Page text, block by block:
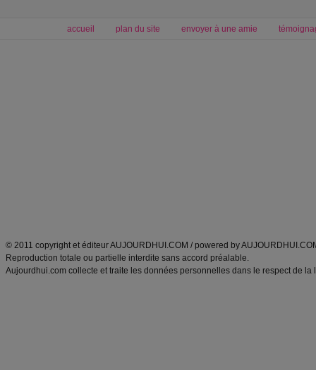
accueil plan du site envoyer à une amie
© 2011 copyright et éditeur AUJOURDHUI.COM / powered by
Reproduction totale ou partielle interdite sans accord préalable.
Aujourdhui.com collecte et traite les données personnelles dans le respect de